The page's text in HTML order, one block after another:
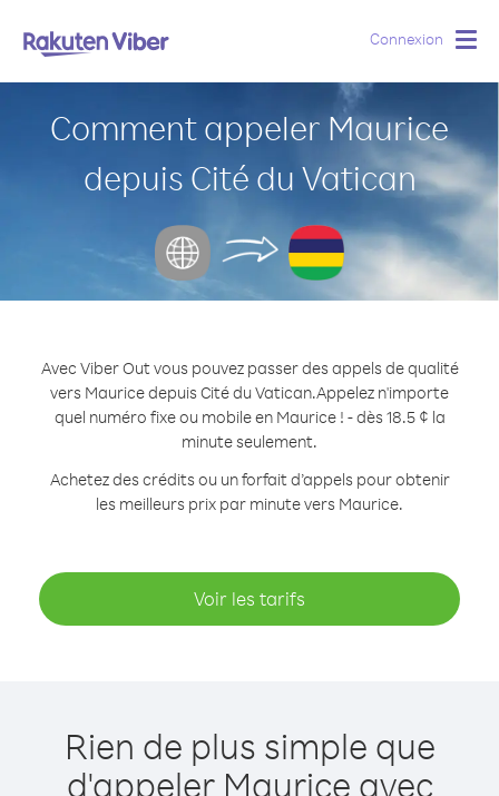
Connexion
Comment appeler Maurice
depuis Cité du Vatican
Avec Viber Out vous pouvez passer des appels de qualité
vers Maurice depuis Cité du Vatican.Appelez n'importe
quel numéro fixe ou mobile en Maurice ! - dès 18.5 ¢ la
minute seulement.
Achetez des crédits ou un forfait d’appels pour obtenir
les meilleurs prix par minute vers Maurice.
Voir les tarifs
Rien de plus simple que
d'appeler Maurice avec